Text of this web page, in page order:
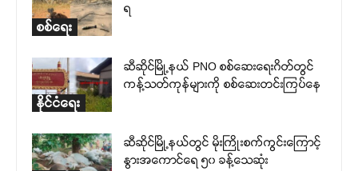
စစ်ရေး
ရ
နိုင်ငံရေး
ဆီဆိုင်မြို့နယ် PNO စစ်ဆေးရေးဂိတ်တွင်
ကန့်သတ်ကုန်များကို စစ်ဆေးတင်းကြပ်နေ
ဆီဆိုင်မြို့နယ်တွင် မိုးကြိုးစက်ကွင်းကြောင့်
နွားအကောင်ရေ ၅၀ ခန့်သေဆုံး